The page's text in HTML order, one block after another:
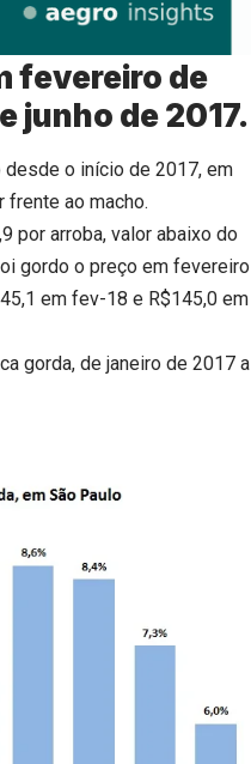
fevereiro de
junho de 2017.
desde o início de 2017, em
frente ao macho.
por arroba, valor abaixo do
gordo o preço em fevereiro
em fev-18 e R$145,0 em
gorda, de janeiro de 2017 a